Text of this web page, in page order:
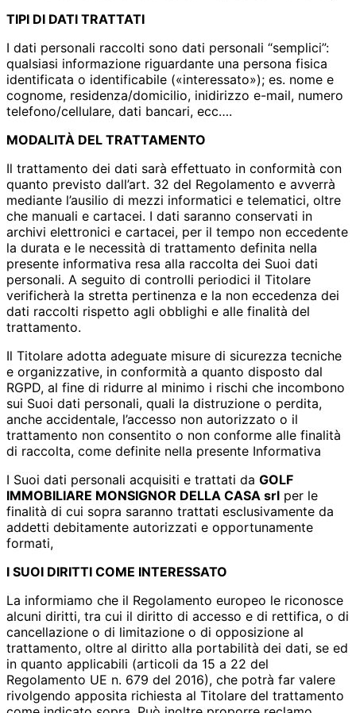
TIPI DI DATI TRATTATI
I dati personali raccolti sono dati personali “semplici”:
qualsiasi informazione riguardante una persona fisica
identificata o identificabile («interessato»); es. nome e
cognome, residenza/domicilio, inidirizzo e-mail, numero
telefono/cellulare, dati bancari, ecc….
MODALITÀ DEL TRATTAMENTO
Il trattamento dei dati sarà effettuato in conformità con
quanto previsto dall’art. 32 del Regolamento e avverrà
mediante l’ausilio di mezzi informatici e telematici, oltre
che manuali e cartacei. I dati saranno conservati in
archivi elettronici e cartacei, per il tempo non eccedente
la durata e le necessità di trattamento definita nella
presente informativa resa alla raccolta dei Suoi dati
personali. A seguito di controlli periodici il Titolare
verificherà la stretta pertinenza e la non eccedenza dei
dati raccolti rispetto agli obblighi e alle finalità del
trattamento.
Il Titolare adotta adeguate misure di sicurezza tecniche
e organizzative, in conformità a quanto disposto dal
RGPD, al fine di ridurre al minimo i rischi che incombono
sui Suoi dati personali, quali la distruzione o perdita,
anche accidentale, l’accesso non autorizzato o il
trattamento non consentito o non conforme alle finalità
di raccolta, come definite nella presente Informativa
I Suoi dati personali acquisiti e trattati da GOLF
IMMOBILIARE MONSIGNOR DELLA CASA srl per le
finalità di cui sopra saranno trattati esclusivamente da
addetti debitamente autorizzati e opportunamente
formati,
I SUOI DIRITTI COME INTERESSATO
La informiamo che il Regolamento europeo le riconosce
alcuni diritti, tra cui il diritto di accesso e di rettifica, o di
cancellazione o di limitazione o di opposizione al
trattamento, oltre al diritto alla portabilità dei dati, se ed
in quanto applicabili (articoli da 15 a 22 del
Regolamento UE n. 679 del 2016), che potrà far valere
rivolgendo apposita richiesta al Titolare del trattamento